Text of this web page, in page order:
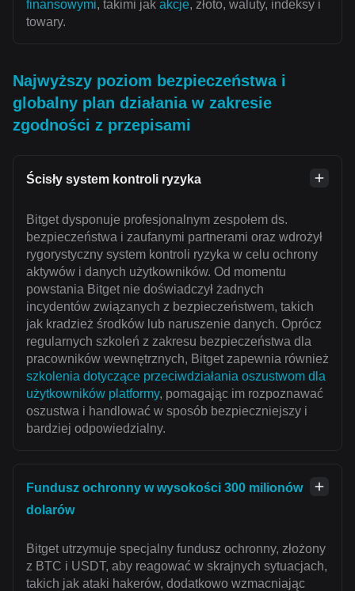
finansowymi, takimi jak akcje, złoto, waluty, indeksy i
towary.
Najwyższy poziom bezpieczeństwa i
globalny plan działania w zakresie
zgodności z przepisami
Ścisły system kontroli ryzyka
Bitget dysponuje profesjonalnym zespołem ds.
bezpieczeństwa i zaufanymi partnerami oraz wdrożył
rygorystyczny system kontroli ryzyka w celu ochrony
aktywów i danych użytkowników. Od momentu
powstania Bitget nie doświadczył żadnych
incydentów związanych z bezpieczeństwem, takich
jak kradzież środków lub naruszenie danych. Oprócz
regularnych szkoleń z zakresu bezpieczeństwa dla
pracowników wewnętrznych, Bitget zapewnia również
szkolenia dotyczące przeciwdziałania oszustwom dla
użytkowników platformy, pomagając im rozpoznawać
oszustwa i handlować w sposób bezpieczniejszy i
bardziej odpowiedzialny.
Fundusz ochronny w wysokości 300 milionów
dolarów
Bitget utrzymuje specjalny fundusz ochronny, złożony
z BTC i USDT, aby reagować w skrajnych sytuacjach,
takich jak ataki hakerów, dodatkowo wzmacniając